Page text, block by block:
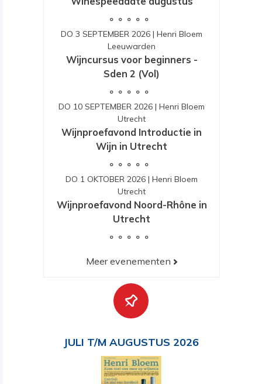
DO 3 SEPTEMBER 2026 | Henri Bloem
Leeuwarden
Wijncursus voor beginners -
Sden 2 (Vol)
DO 10 SEPTEMBER 2026 | Henri Bloem
Utrecht
Wijnproefavond Introductie in
Wijn in Utrecht
DO 1 OKTOBER 2026 | Henri Bloem
Utrecht
Wijnproefavond Noord-Rhône in
Utrecht
Meer evenementen
JULI T/M AUGUSTUS 2026